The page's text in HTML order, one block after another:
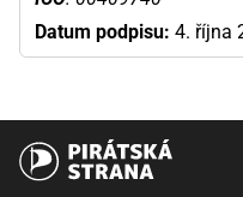
Datum podpisu: 4. října